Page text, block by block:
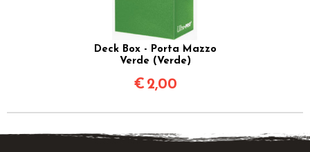
Deck Box - Porta Mazzo
Verde (Verde)
€ 2,00